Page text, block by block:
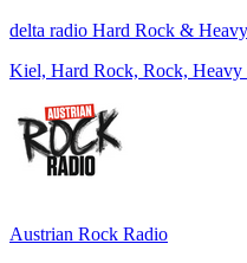
delta radio Hard Rock &
Kiel, Hard Rock, Rock, Heavy
Austrian Rock Radio